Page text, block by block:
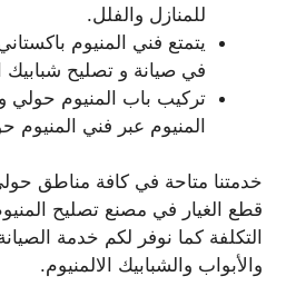
للمنازل والفلل.
يتمتع فني المنيوم
في صيانة و تصليح شبابيك
تركيب باب المنيوم حولي
المنيوم عبر فني المنيوم
خدمتنا متاحة في كافة مناطق
قطع الغيار في مصنع تصليح
التكلفة كما نوفر لكم خدمة
والأبواب والشبابيك الالمنيوم.